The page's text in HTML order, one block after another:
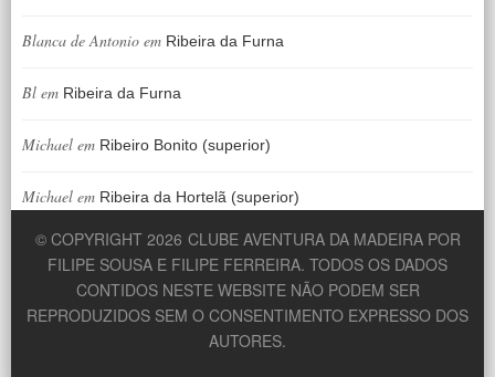
Blanca de Antonio em Ribeira da Furna
Bl em Ribeira da Furna
Michael em Ribeiro Bonito (superior)
Michael em Ribeira da Hortelã (superior)
© COPYRIGHT 2026 CLUBE AVENTURA DA MADEIRA POR
FILIPE SOUSA E FILIPE FERREIRA. TODOS OS DADOS
CONTIDOS NESTE WEBSITE NÃO PODEM SER
REPRODUZIDOS SEM O CONSENTIMENTO EXPRESSO DOS
AUTORES.